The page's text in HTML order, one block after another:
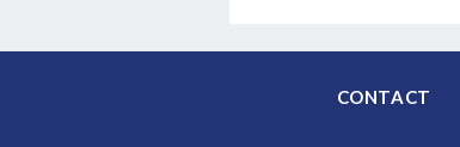
CONTACT